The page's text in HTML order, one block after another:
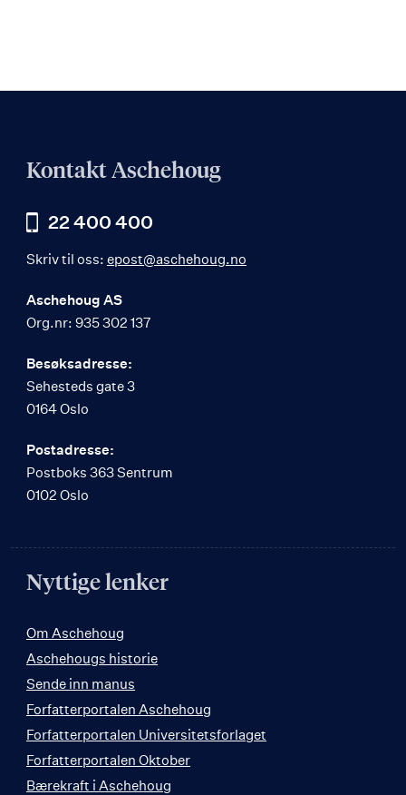
Kontakt Aschehoug
22 400 400
Skriv til oss: epost@aschehoug.no
Aschehoug AS
Org.nr: 935 302 137
Besøksadresse:
Sehesteds gate 3
0164 Oslo
Postadresse:
Postboks 363 Sentrum
0102 Oslo
Nyttige lenker
Om Aschehoug
Aschehougs historie
Sende inn manus
Forfatterportalen Aschehoug
Forfatterportalen Universitetsforlaget
Forfatterportalen Oktober
Bærekraft i Aschehoug